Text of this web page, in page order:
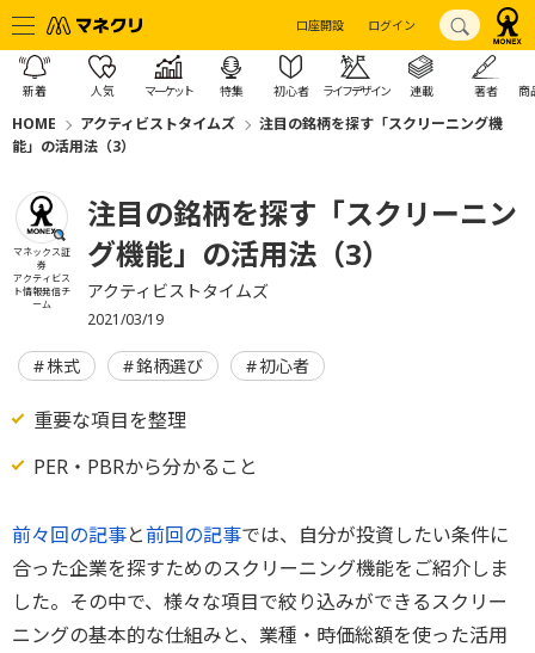
口座開設 ログイン
新着 人気 マーケット 特集 初心者 ライフデザイン 連載 著者 商
HOME アクティビストタイムズ
注目の銘柄を探す「スクリーニング機
能」の活用法（3）
マネックス証
券
アクティビス
ト情報発信チ
ーム
注目の銘柄を探す「スクリーニン
グ機能」の活用法（3）
アクティビストタイムズ
2021/03/19
株式 銘柄選び 初心者
重要な項目を整理
PER・PBRから分かること
前々回の記事と前回の記事では、自分が投資したい条件に
合った企業を探すためのスクリーニング機能をご紹介しま
した。その中で、様々な項目で絞り込みができるスクリー
ニングの基本的な仕組みと、業種・時価総額を使った活用